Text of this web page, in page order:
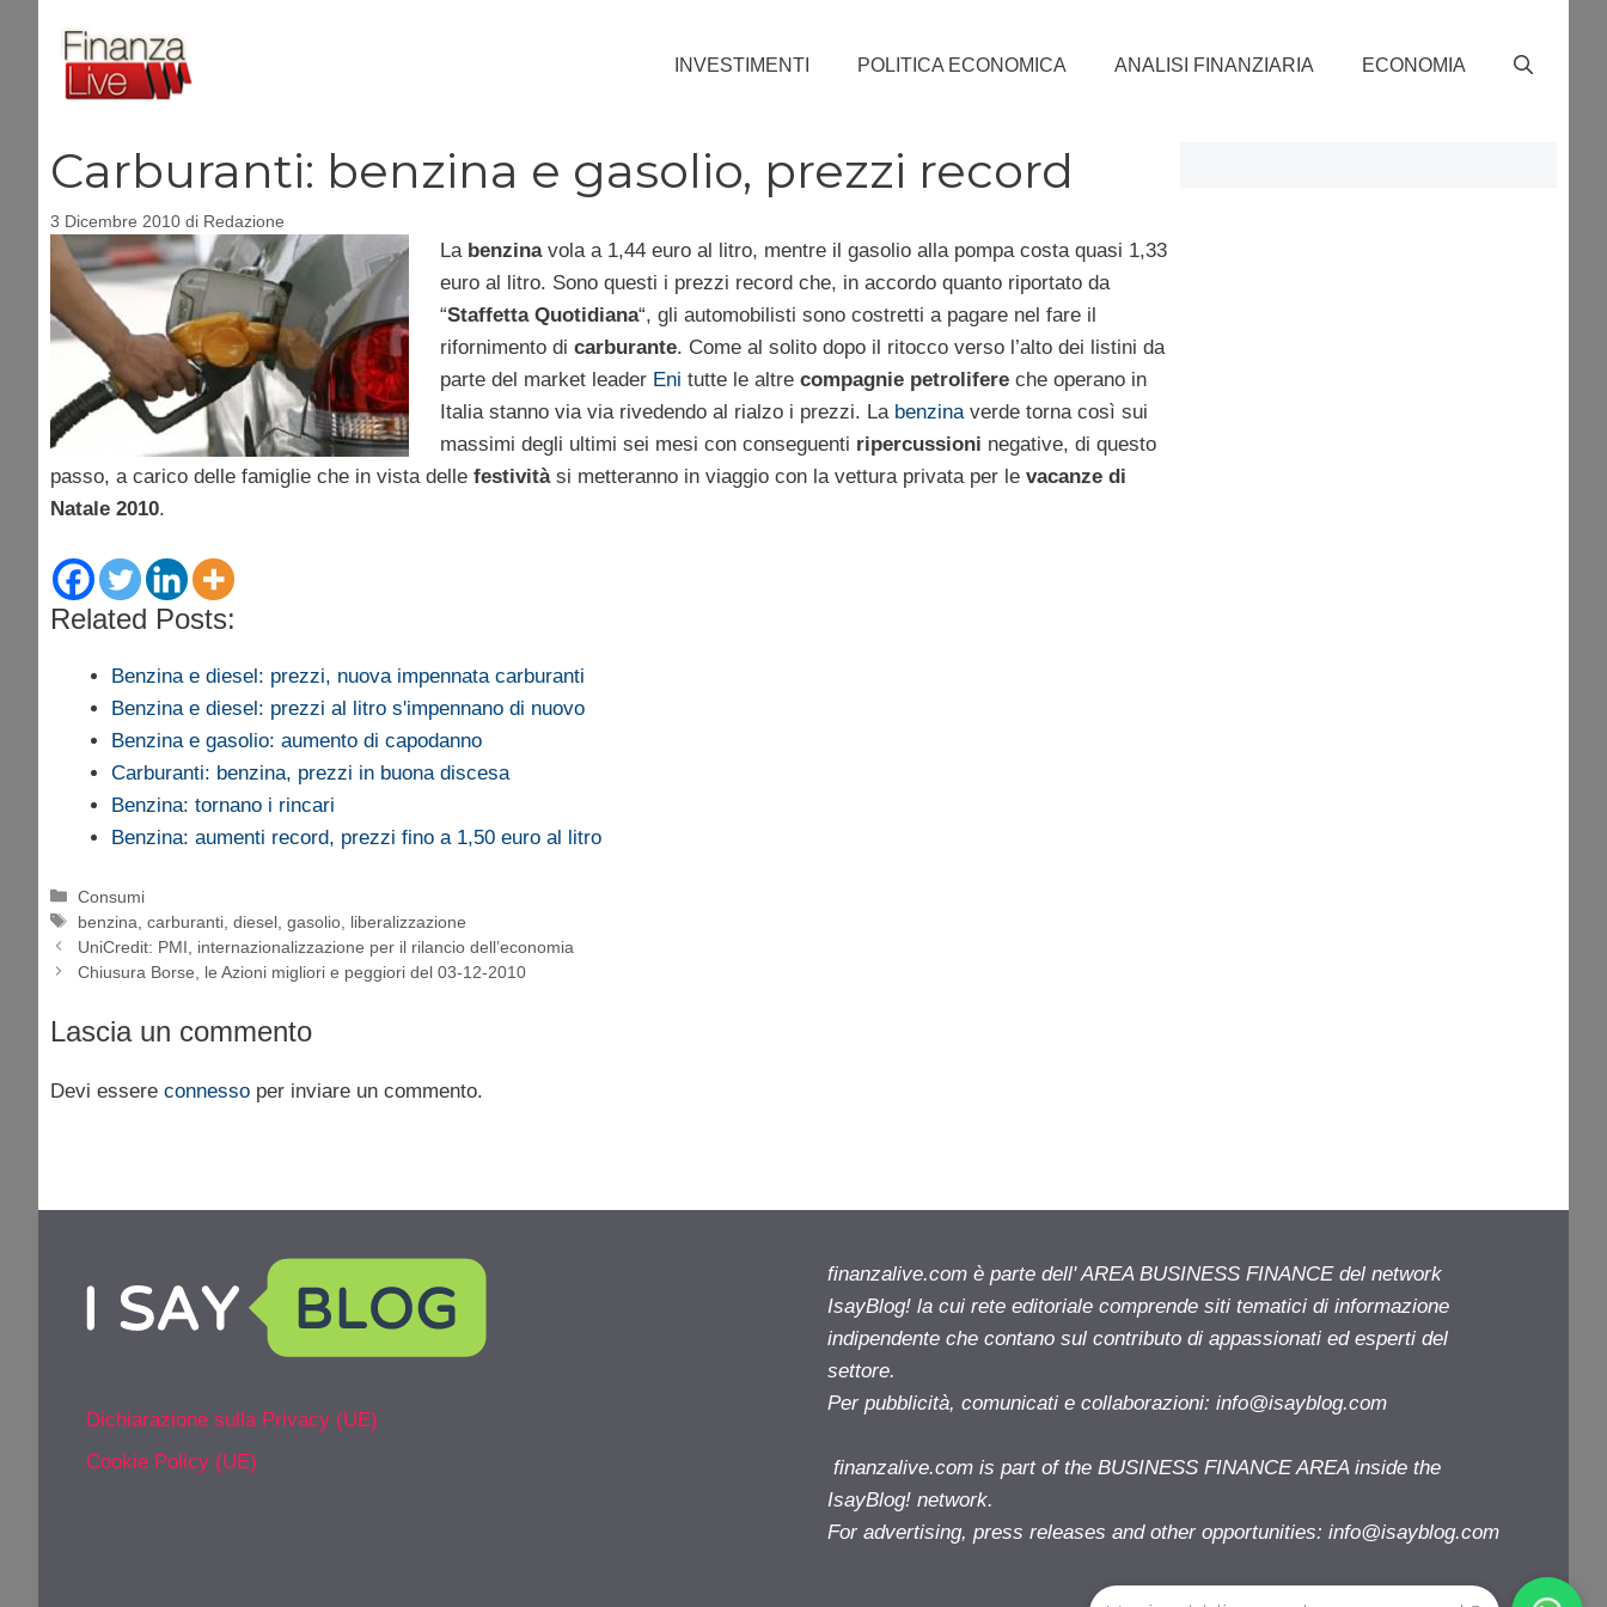
contenuto
INVESTIMENTI POLITICA ECONOMICA ANALISI FINANZIARIA ECONOMIA
Carburanti: benzina e gasolio, prezzi record
3 Dicembre 2010 di Redazione
Labenzinavola a 1,44 euro al litro, mentre il gasolio alla pompa costa quasi 1,33
euro al litro. Sono questi i prezzi record che, in accordo quanto riportato da
“Staffetta Quotidiana“, gli automobilisti sono costretti a pagare nel fare il
rifornimento di carburante. Come al solito dopo il ritocco verso l’alto dei listini da
parte del market leader Eni tutte le altre compagnie petrolifereche operano in
Italia stanno via via rivedendo al rialzo i prezzi. La benzinaverde torna così sui
massimi degli ultimi sei mesi con conseguenti ripercussioni negative, di questo
passo, a carico delle famiglie che in vista delle festivitàsi metteranno in viaggio con la vettura privata per le vacanze di
Natale 2010.
Related Posts:
Benzina e diesel: prezzi, nuova impennata carburanti
Benzina e diesel: prezzi al litro s'impennano di nuovo
Benzina e gasolio: aumento di capodanno
Carburanti: benzina, prezzi in buona discesa
Benzina: tornano i rincari
Benzina: aumenti record, prezzi fino a 1,50 euro al litro
Categorie
Consumi
Tag
benzina ,carburanti ,diesel ,gasolio liberalizzazione
UniCredit: PMI, internazionalizzazione per il rilancio dell’economia
Chiusura Borse, le Azioni migliori e peggiori del 03-12-2010
Lascia un commento
Devi essere connesso per inviare un commento.
Dichiarazione sulla Privacy (UE)
Cookie Policy (UE)
finanzalive.com è parte dell' AREA BUSINESS FINANCE del network
IsayBlog! la cui rete editoriale comprende siti tematici di informazione
indipendente che contano sul contributo di appassionati ed esperti del
settore.
Per pubblicità, comunicati e collaborazioni: info@isayblog.com
finanzalive.com is part of the BUSINESS FINANCE AREA inside the
IsayBlog! network.
For advertising, press releases and other opportunities: info@isayblog.com